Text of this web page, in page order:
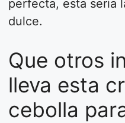
perfecta, esta seria
dulce.
Que otros
lleva esta
cebolla